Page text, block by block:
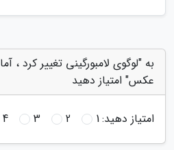
به "لوگوی لامبورگینی تغییر کرد ،
عکس" امتیاز دهید
امتیاز دهید:1
2
3
4